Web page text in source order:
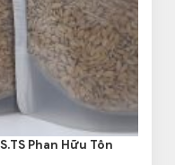
Phan Hữu Tôn